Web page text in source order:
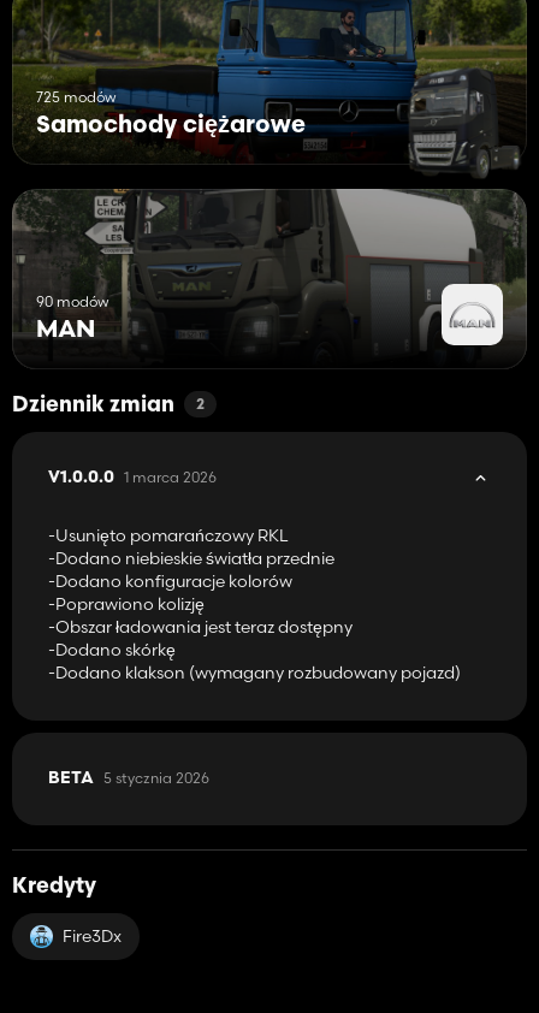
725 modów
Samochody ciężarowe
90 modów
MAN
Dziennik zmian 2
V1.0.0.0 1 marca 2026
-Usunięto pomarańczowy RKL
-Dodano niebieskie światła przednie
-Dodano konfiguracje kolorów
-Poprawiono kolizję
-Obszar ładowania jest teraz dostępny
-Dodano skórkę
-Dodano klakson (wymagany rozbudowany pojazd)
BETA 5 stycznia 2026
Kredyty
Fire3Dx